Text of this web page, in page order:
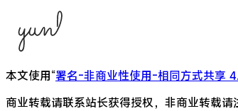
本文使用“署名-非商业性使用-相同方式共享
商业转载请联系站长获得授权，非商业转载